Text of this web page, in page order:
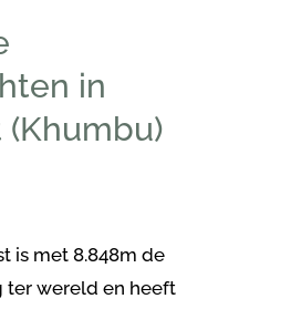
in
(Khumbu)
is met 8.848m de
ter wereld en heeft